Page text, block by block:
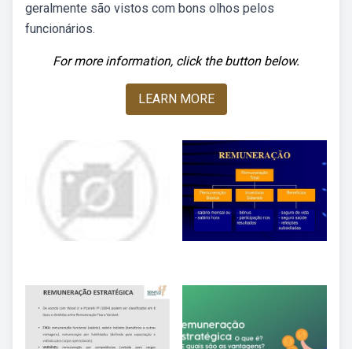
geralmente são vistos com bons olhos pelos
funcionários.
For more information, click the button below.
LEARN MORE